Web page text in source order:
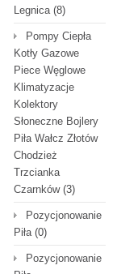
Legnica(8)
Pompy Ciepła
Kotły Gazowe
Piece Węglowe
Klimatyzacje
Kolektory
Słoneczne Bojlery
Piła Wałcz Złotów
Chodzież
Trzcianka
Czarnków(3)
Pozycjonowanie
Piła(0)
Pozycjonowanie